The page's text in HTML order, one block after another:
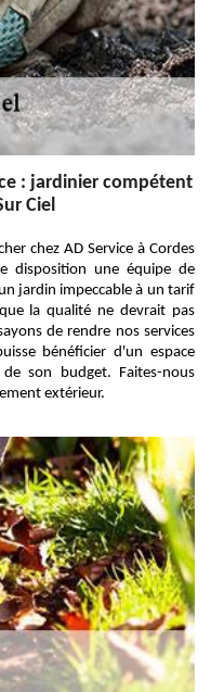
: jardinier compétent
Ciel
chez AD Service à Cordes
disposition une équipe de
jardin impeccable à un tarif
la qualité ne devrait pas
de rendre nos services
bénéficier d'un espace
son budget. Faites-nous
extérieur.